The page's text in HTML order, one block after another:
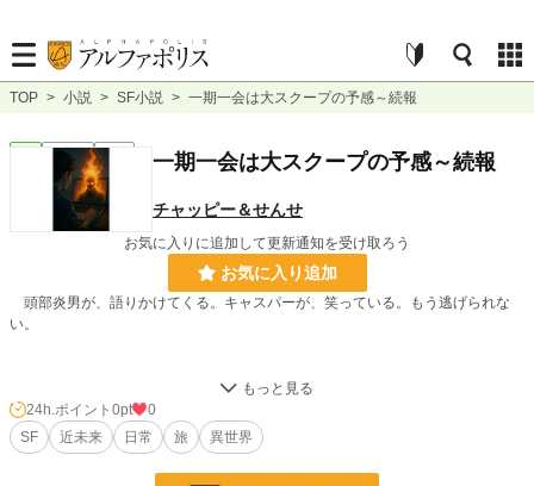
TOP > 小説 > SF小説 > 一期一会は大スクープの予感～続報
連載中 短編 一期一会は大スクープの予感～続報
チャッピー＆せんせ
お気に入りに追加して更新通知を受け取ろう
お気に入り追加
頭部炎男が、語りかけてくる。キャスパーが、笑っている。もう逃げられな
い。
スターゲート建設現場を目撃して以来、何かがおかしい――。目覚めた朝、耳
の裏に埋め込まれていたのは、あの金属片。
それは“キャスパー顔の謎パーツ”であり、未知の電波を受信する“ポータル”だ
った。
24h.ポイント 0pt
0
SF
近未来 日常 旅 異世界